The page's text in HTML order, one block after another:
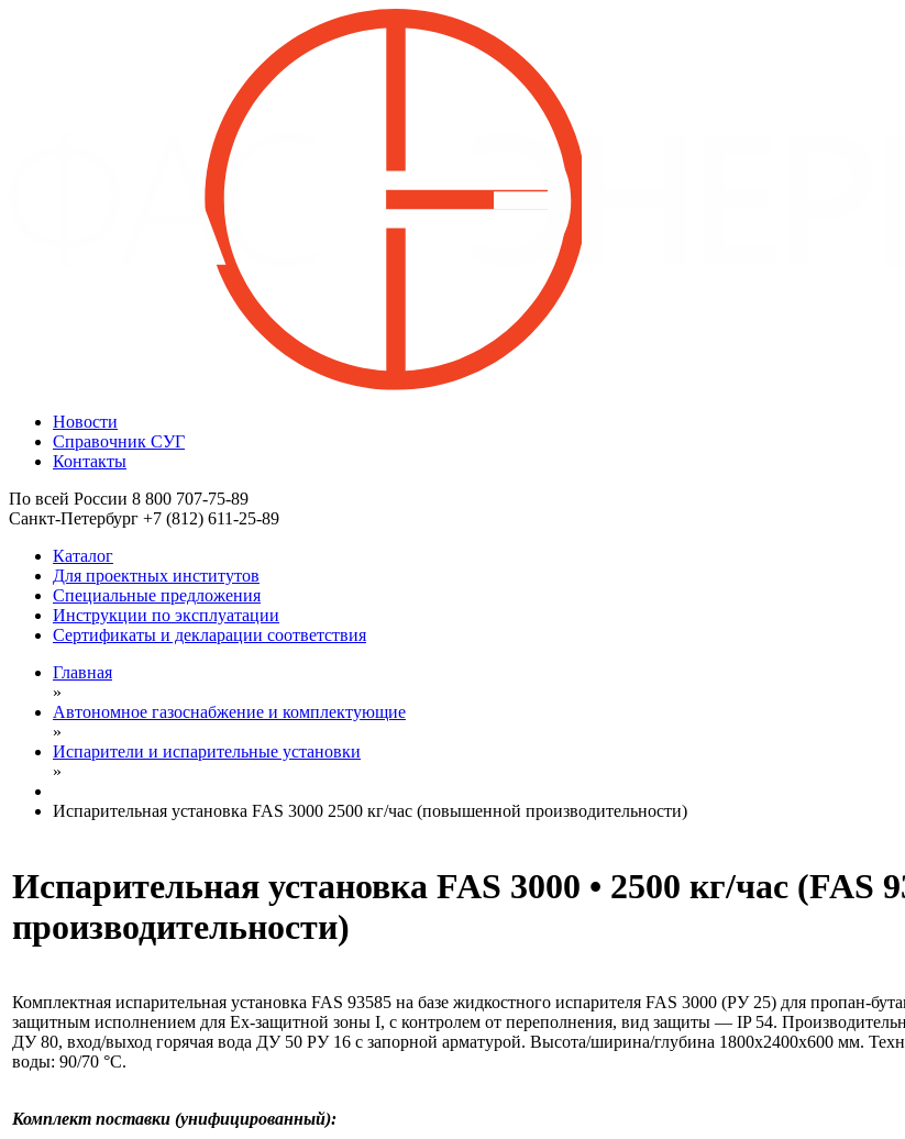
Новости
Справочник СУГ
Контакты
По всей России 8 800 707-75-89
Санкт-Петербург +7 (812) 611-25-89
Каталог
Для проектных институтов
Специальные предложения
Инструкции по эксплуатации
Сертификаты и декларации соответствия
Главная
»
Автономное газоснабжение и комплектующие
»
Испарители и испарительные установки
»
Испарительная установка FAS 3000 2500 кг/час (повышенной производительности)
Испарительная установка FAS 3000 • 2500 кг/час
производительности)
Комплектная испарительная установка FAS 93585 на базе жидкостного испарителя FAS 3000 (РУ 25) для пропан-
защитным исполнением для Еx-защитной зоны I, с контролем от переполнения, вид защиты — IP 54.
ДУ 80, вход/выход горячая вода ДУ 50 РУ 16 с запорной арматурой. Высота/ширина/глубина 1800х2400х600 мм.
воды: 90/70 °C.
Комплект поставки (унифицированный):